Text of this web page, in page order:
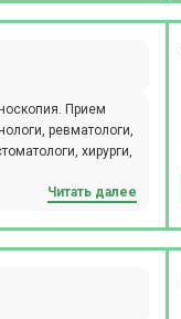
Прием
ревматологи,
хирурги,
Читать далее